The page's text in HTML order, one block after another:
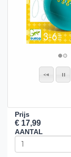
Prijs
€ 17,99
AANTAL